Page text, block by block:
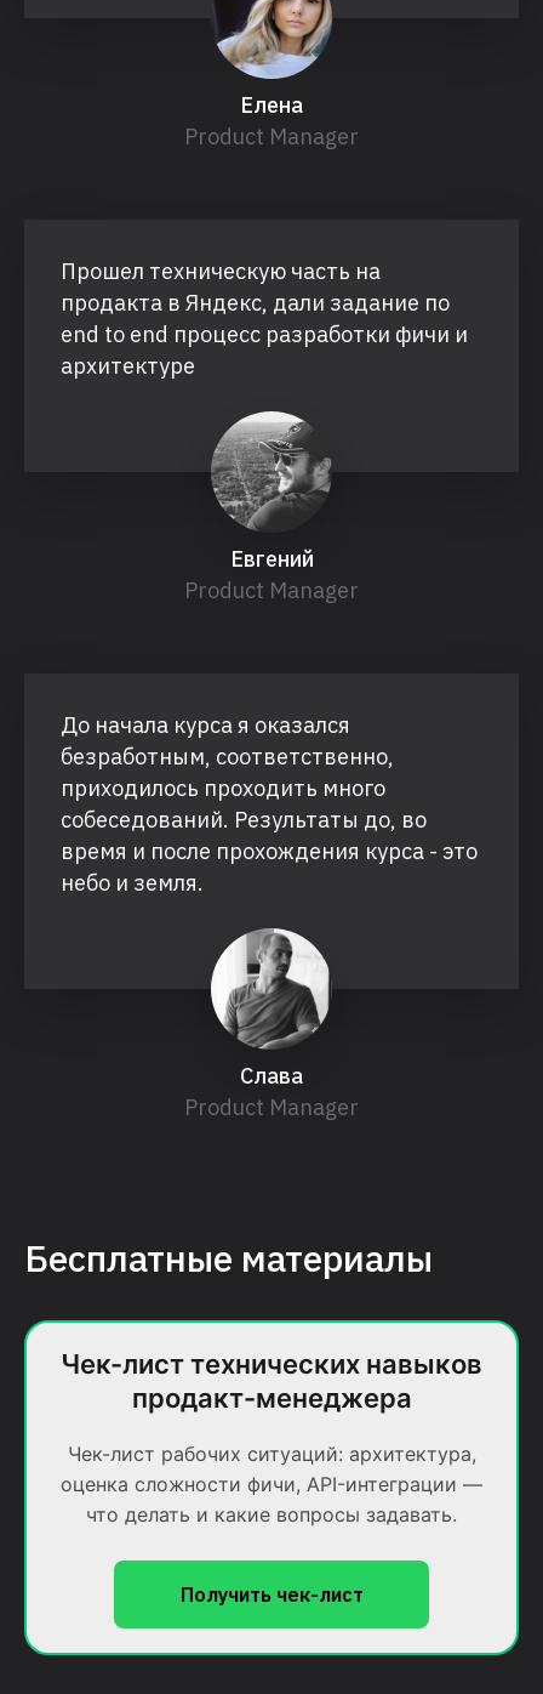
Елена
Product Manager
Прошел техническую часть на
продакта в Яндекс, дали задание по
end to end процесс разработки фичи и
архитектуре
Евгений
Product Manager
До начала курса я оказался
безработным, соответственно,
приходилось проходить много
собеседований. Результаты до, во
время и после прохождения курса - это
небо и земля.
Слава
Product Manager
Бесплатные материалы
Чек-лист технических навыков
продакт-менеджера
Чек-лист рабочих ситуаций: архитектура,
оценка сложности фичи, API-интеграции —
что делать и какие вопросы задавать.
Получить чек-лист